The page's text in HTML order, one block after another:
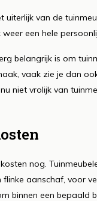
uiterlijk van de
een hele
belangrijk is om
vaak zie je dan
niet vrolijk van
nog.
flinke aanschaf, voor
binnen een bepaald